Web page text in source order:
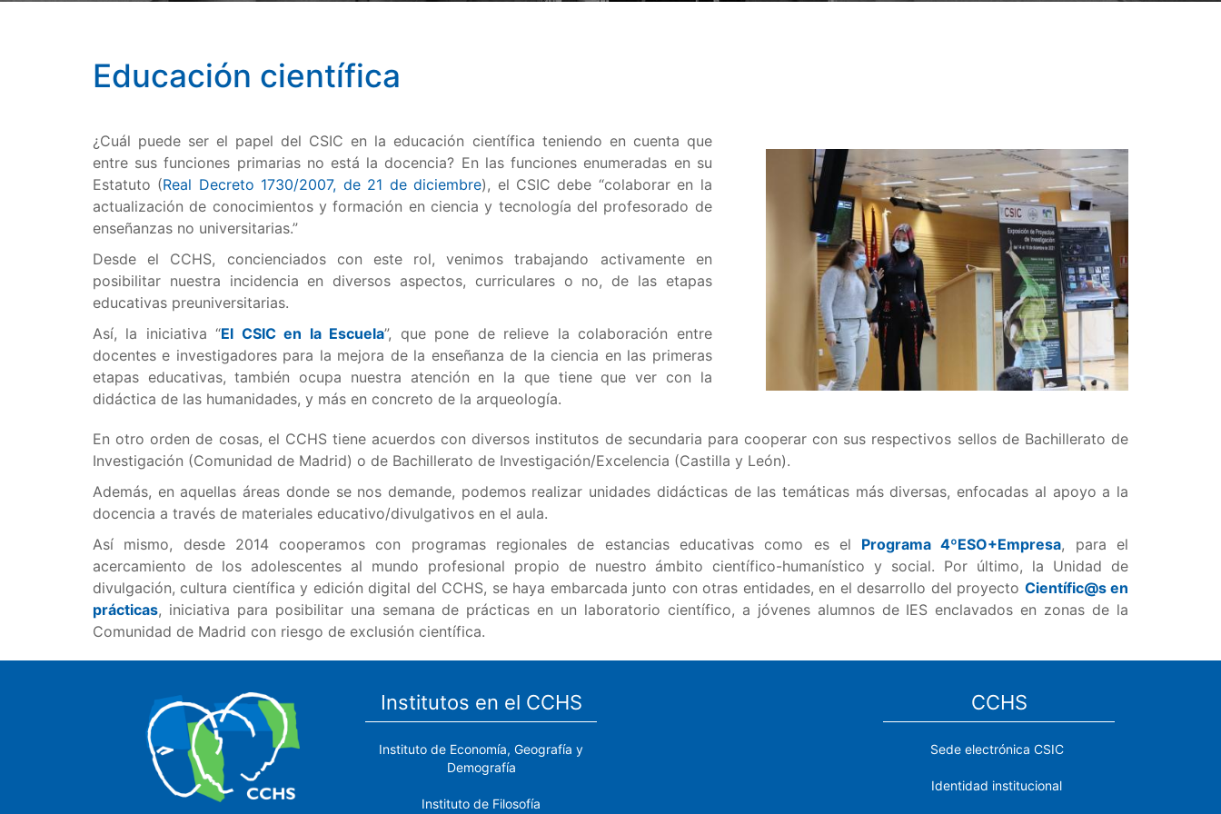
Educación científica
¿Cuál puede ser el papel del CSIC en la educación científica teniendo en cuenta que
entre sus funciones primarias no está la docencia? En las funciones enumeradas en su
Estatuto (Real Decreto 1730/2007, de 21 de diciembre), el CSIC debe “colaborar en la
actualización de conocimientos y formación en ciencia y tecnología del profesorado de
enseñanzas no universitarias.”
Desde el CCHS, concienciados con este rol, venimos trabajando activamente en
posibilitar nuestra incidencia en diversos aspectos, curriculares o no, de las etapas
educativas preuniversitarias.
Así, la iniciativa “El CSIC en la Escuela”, que pone de relieve la colaboración entre
docentes e investigadores para la mejora de la enseñanza de la ciencia en las primeras
etapas educativas, también ocupa nuestra atención en la que tiene que ver con la
didáctica de las humanidades, y más en concreto de la arqueología.
En otro orden de cosas, el CCHS tiene acuerdos con diversos institutos de secundaria para cooperar con sus respectivos sellos de Bachillerato de
Investigación (Comunidad de Madrid) o de Bachillerato de Investigación/Excelencia (Castilla y León).
Además, en aquellas áreas donde se nos demande, podemos realizar unidades didácticas de las temáticas más diversas, enfocadas al apoyo a la
docencia a través de materiales educativo/divulgativos en el aula.
Así mismo, desde 2014 cooperamos con programas regionales de estancias educativas como es el Programa 4ºESO+Empresa, para el
acercamiento de los adolescentes al mundo profesional propio de nuestro ámbito científico-humanístico y social. Por último, la Unidad de
divulgación, cultura científica y edición digital del CCHS, se haya embarcada junto con otras entidades, en el desarrollo del proyecto Científic@s en
prácticas, iniciativa para posibilitar una semana de prácticas en un laboratorio científico, a jóvenes alumnos de IES enclavados en zonas de la
Comunidad de Madrid con riesgo de exclusión científica.
Institutos en el CCHS
Instituto de Economía, Geografía y
Demografía
Instituto de Filosofía
CCHS
Sede electrónica CSIC
Identidad institucional